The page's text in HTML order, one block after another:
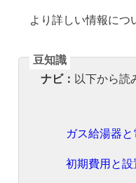
より詳しい情報につ
ナビ： 以下から読
ガス給湯器
初期費用と